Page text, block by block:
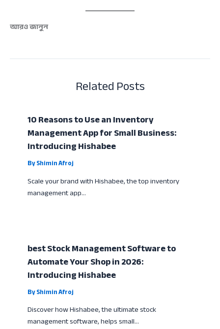
আরও জানুন
Related Posts
10 Reasons to Use an Inventory
Management App for Small Business:
Introducing Hishabee
ByShimin Afroj
Scale your brand with Hishabee, the top inventory
management app…
best Stock Management Software to
Automate Your Shop in 2026:
Introducing Hishabee
ByShimin Afroj
Discover how Hishabee, the ultimate stock
management software, helps small…